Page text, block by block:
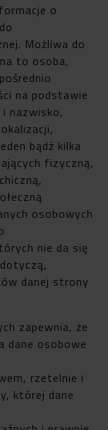
o
Możliwa do
to osoba,
na podstawie
nazwisko,
bądź kilka
fizyczną,
osobowych
nie da się
danej strony
zapewnia, że
dane osobowe
rzetelnie i
której dane